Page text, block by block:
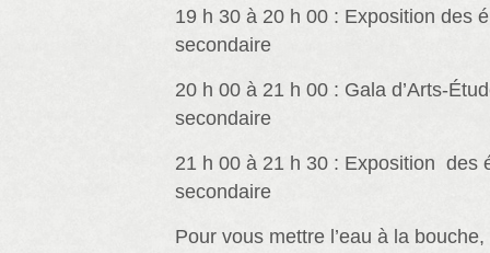
19 h 30 à 20 h 00 : Exposition des
secondaire
20 h 00 à 21 h 00 : Gala d’Arts-
secondaire
21 h 00 à 21 h 30 : Exposition des
secondaire
Pour vous mettre l’eau à la